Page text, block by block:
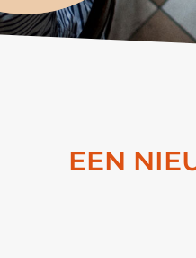
EEN